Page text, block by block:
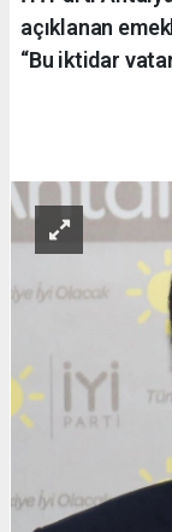
açıklanan
“Bu iktidar